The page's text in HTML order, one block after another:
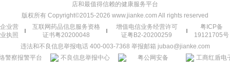
店和最值得信赖的健康服务平台
版权所有 Copyright©2015-2026 www.jianke.com All rights reserved
企业营
业执照
互联网药品信息服务资格
证书粤20200048
增值电信业务经营许可
证粤B2-20200259
粤ICP备
19121705号
违法和不良信息举报电话 400-003-7368 举报邮箱 jubao@jianke.com